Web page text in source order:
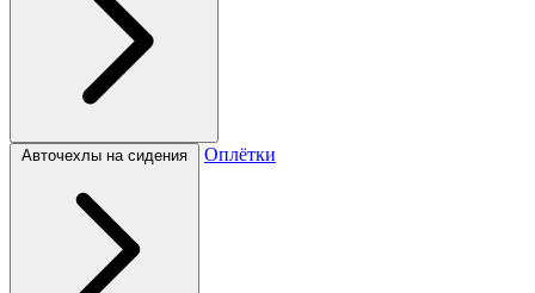
Авточехлы на сидения Оплётки